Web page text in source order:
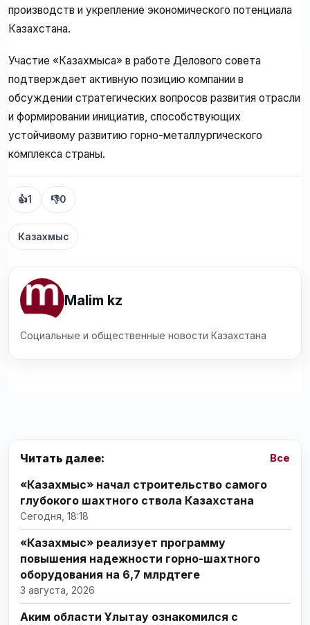
производств и укрепление экономического потенциала
Казахстана.
Участие «Казахмыса» в работе Делового совета
подтверждает активную позицию компании в
обсуждении стратегических вопросов развития отрасли
и формировании инициатив, способствующих
устойчивому развитию горно-металлургического
комплекса страны.
👍1 👎0
Казахмыс
Malim kz
Социальные и общественные новости Казахстана
Читать далее: Все
«Казахмыс» начал строительство самого
глубокого шахтного ствола Казахстана
Сегодня, 18:18
«Казахмыс» реализует программу
повышения надежности горно-шахтного
оборудования на 6,7 млрдтеңге
3 августа, 2026
Аким области Ұлытау ознакомился с